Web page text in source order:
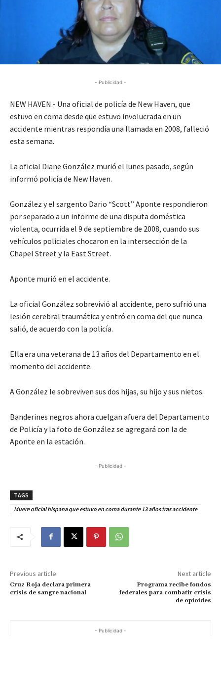
- Publicidad -
NEW HAVEN.- Una oficial de policía de New Haven, que
estuvo en coma desde que estuvo involucrada en un
accidente mientras respondía una llamada en 2008, falleció
esta semana.
La oficial Diane González murió el lunes pasado, según
informó policía de New Haven.
González y el sargento Dario “Scott” Aponte respondieron
por separado a un informe de una disputa doméstica
violenta, ocurrida el 9 de septiembre de 2008, cuando sus
vehículos policiales chocaron en la intersección de la
Chapel Street y la East Street.
Aponte murió en el accidente.
La oficial González sobrevivió al accidente, pero sufrió una
lesión cerebral traumática y entró en coma del que nunca
salió, de acuerdo con la policía.
Ella era una veterana de 13 años del Departamento en el
momento del accidente.
A González le sobreviven sus dos hijas, su hijo y sus nietos.
Banderines negros ahora cuelgan afuera del Departamento
de Policía y la foto de González se agregará con la de
Aponte en la estación.
- Publicidad -
TAGS
Muere oficial hispana que estuvo en coma durante 13 años tras accidente
Previous article
Cruz Roja declara primera
crisis de sangre nacional
Next article
Programa recibe fondos
federales para combatir crisis
de opioides
- Publicidad -